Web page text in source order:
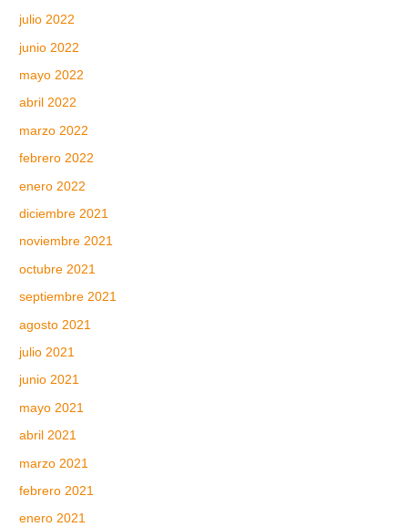
julio 2022
junio 2022
mayo 2022
abril 2022
marzo 2022
febrero 2022
enero 2022
diciembre 2021
noviembre 2021
octubre 2021
septiembre 2021
agosto 2021
julio 2021
junio 2021
mayo 2021
abril 2021
marzo 2021
febrero 2021
enero 2021